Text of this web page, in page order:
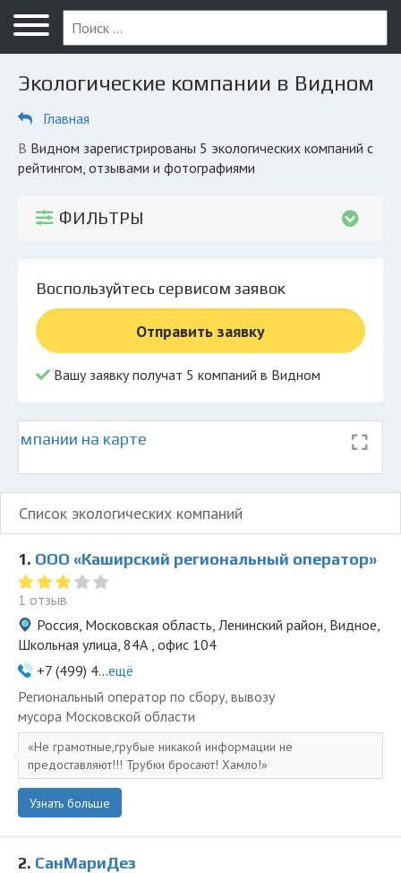
Меню
Главная
Вопрос юристу
ПОЛЬЗОВАТЕЛЯМ
Экоблог
Личный кабинет
© 2026 Все права защищены
Экологические компании в Видном
Главная
в Видном зарегистрированы 5 экологических компаний с
рейтингом, отзывами и фотографиями
ФИЛЬТРЫ
Воспользуйтесь сервисом заявок
Отправить заявку
Вашу заявку получат 5 компаний в Видном
на карте
Список экологических компаний
1. ООО «Каширский региональный оператор»
1 отзыв
Россия, Московская область, Ленинский район, Видное,
Школьная улица, 84А , офис 104
+7 (499) 4...ещё
Региональный оператор по сбору, вывозу
мусора Московской области
Не грамотные,грубые никакой информации не
предоставляют!!! Трубки бросают! Хамло!
Узнать больше
2. СанМариДез